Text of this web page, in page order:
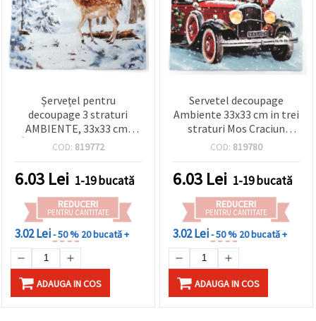
Șervețel pentru
decoupage 3 straturi
AMBIENTE, 33x33 cm,
„Întâlnire în lumea iernii”
COD: 819772
6.03 Lei 1-19 bucată
REDUCERI
PENTRU CANTITATE
3.02 Lei- 50 % 20 bucată +
ADAUGA IN COS
Servetel decoupage
Ambiente 33x33 cm in trei
straturi Mos Craciun
Automobile - 1 bucata
COD: 819780
6.03 Lei 1-19 bucată
REDUCERI
PENTRU CANTITATE
3.02 Lei- 50 % 20 bucată +
ADAUGA IN COS